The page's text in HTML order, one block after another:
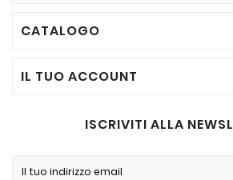
CATALOGO
IL TUO ACCOUNT
ISCRIVITI ALLA